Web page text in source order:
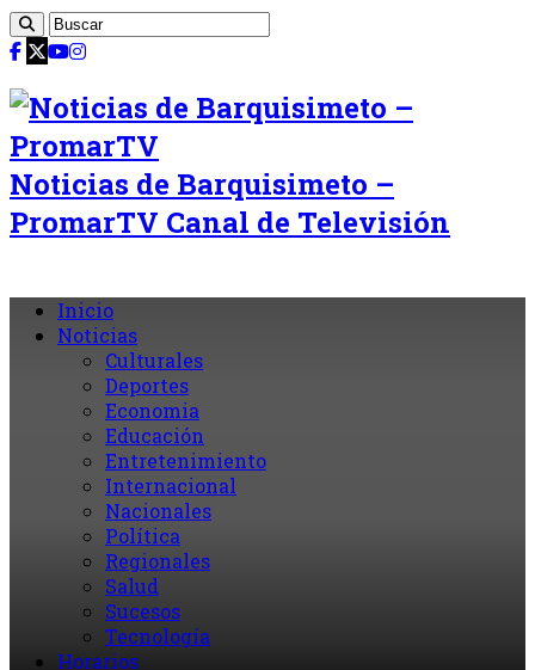
Noticias de Barquisimeto –
PromarTV Canal de Televisión
Inicio
Noticias
Culturales
Deportes
Economia
Educación
Entretenimiento
Internacional
Nacionales
Política
Regionales
Salud
Sucesos
Tecnología
Horarios